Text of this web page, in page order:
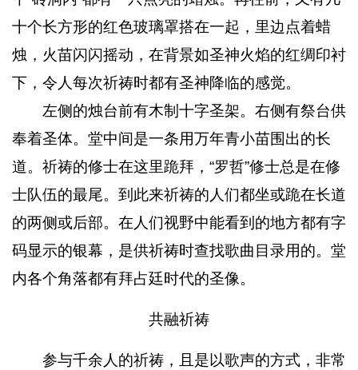
十个长方形的红色玻璃罩搭在一起，里边点着蜡
烛，火苗闪闪摇动，在背景如圣神火焰的红绸印衬
下，令人每次祈祷时都有圣神降临的感觉。
左侧的烛台前有木制十字圣架。右侧有祭台供
奉着圣体。堂中间是一条用万年青小苗围出的长
道。祈祷的修士在这里跪拜，“罗哲”修士总是在修
士队伍的最尾。到此来祈祷的人们都坐或跪在长道
的两侧或后部。在人们视野中能看到的地方都有字
码显示的银幕，是供祈祷时查找歌曲目录用的。堂
内各个角落都有拜占廷时代的圣像。
共融祈祷
参与千余人的祈祷，且是以歌声的方式，非常